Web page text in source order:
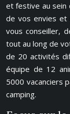
et festive au sein
de vos envies et
vous conseiller,
tout au long de
de 20 activités
équipe de 12
5000 vacanciers
camping.